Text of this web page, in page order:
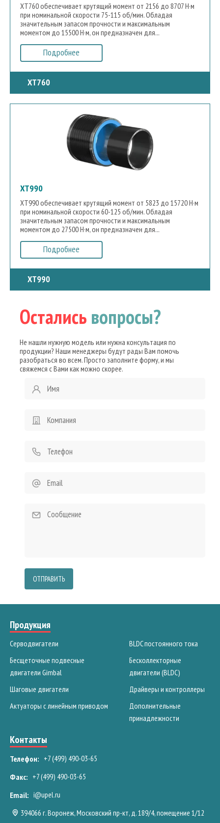
XT760 обеспечивает крутящий момент от 2156 до 8707 Н·м
при номинальной скорости 75-115 об/мин. Обладая
значительным запасом прочности и максимальным
моментом до 15500 Н·м, он предназначен для...
Подробнее
XT760
XT990
XT990 обеспечивает крутящий момент от 5823 до 15720 Н·м
при номинальной скорости 60-125 об/мин. Обладая
значительным запасом прочности и максимальным
моментом до 27500 Н·м, он предназначен для...
Подробнее
XT990
Остались вопросы?
Не нашли нужную модель или нужна консультация по
продукции? Наши менеджеры будут рады Вам помочь
разобраться во всем. Просто заполните форму, и мы
свяжемся с Вами как можно скорее.
ОТПРАВИТЬ
Продукция
Серводвигатели
Бесщеточные подвесные
двигатели Gimbal
Шаговые двигатели
Актуаторы с линейным приводом
BLDC постоянного тока
Бесколлекторные
двигатели (BLDC)
Драйверы и контроллеры
Дополнительные
принадлежности
Контакты
Телефон: +7 (499) 490-03-65
Факс: +7 (499) 490-03-65
Email: i@upel.ru
394066 г. Воронеж, Московский пр-кт, д. 189/4, помещение 1/12